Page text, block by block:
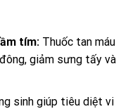
tím:Thuốc tan máu
giảm sưng tấy và
sinh giúp tiêu diệt vi